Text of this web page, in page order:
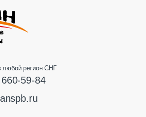
любой регион СНГ
59-84